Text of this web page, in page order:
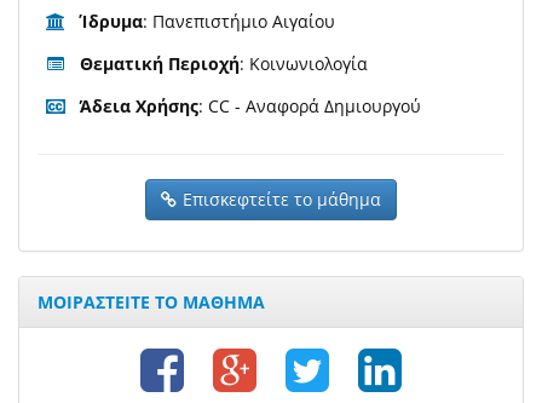
Ίδρυμα: Πανεπιστήμιο Αιγαίου
Θεματική Περιοχή: Κοινωνιολογία
Άδεια Χρήσης: CC - Αναφορά Δημιουργού
Επισκεφτείτε το μάθημα
ΜΟΙΡΑΣΤΕΙΤΕ ΤΟ ΜΑΘΗΜΑ